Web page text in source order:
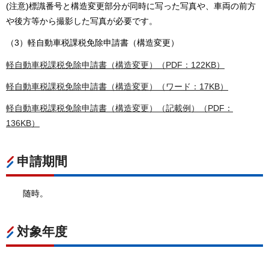
(注意)標識番号と構造変更部分が同時に写った写真や、車両の前方
や後方等から撮影した写真が必要です。
（3）軽自動車税課税免除申請書（構造変更）
軽自動車税課税免除申請書（構造変更）（PDF：122KB）
軽自動車税課税免除申請書（構造変更）（ワード：17KB）
軽自動車税課税免除申請書（構造変更）（記載例）（PDF：
136KB）
申請期間
随時。
対象年度